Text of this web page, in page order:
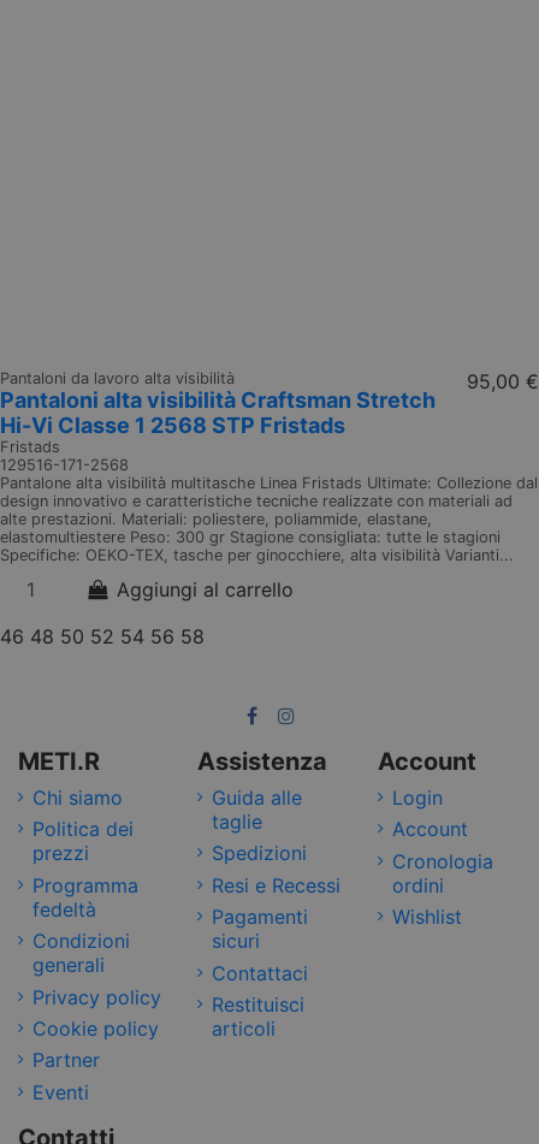
Pantaloni da lavoro alta visibilità
Pantaloni alta visibilità Craftsman Stretch
Hi-Vi Classe 1 2568 STP Fristads
Fristads
129516-171-2568
95,00 €
Pantalone alta visibilità multitasche Linea Fristads Ultimate: Collezione dal
design innovativo e caratteristiche tecniche realizzate con materiali ad
alte prestazioni. Materiali: poliestere, poliammide, elastane,
elastomultiestere Peso: 300 gr Stagione consigliata: tutte le stagioni
Specifiche: OEKO-TEX, tasche per ginocchiere, alta visibilità Varianti...
Aggiungi al carrello
46 48 50 52 54 56 58
METI.R
Chi siamo
Politica dei
prezzi
Programma
fedeltà
Condizioni
generali
Privacy policy
Cookie policy
Partner
Eventi
Assistenza
Guida alle
taglie
Spedizioni
Resi e Recessi
Pagamenti
sicuri
Contattaci
Restituisci
articoli
Account
Login
Account
Cronologia
ordini
Wishlist
Contatti